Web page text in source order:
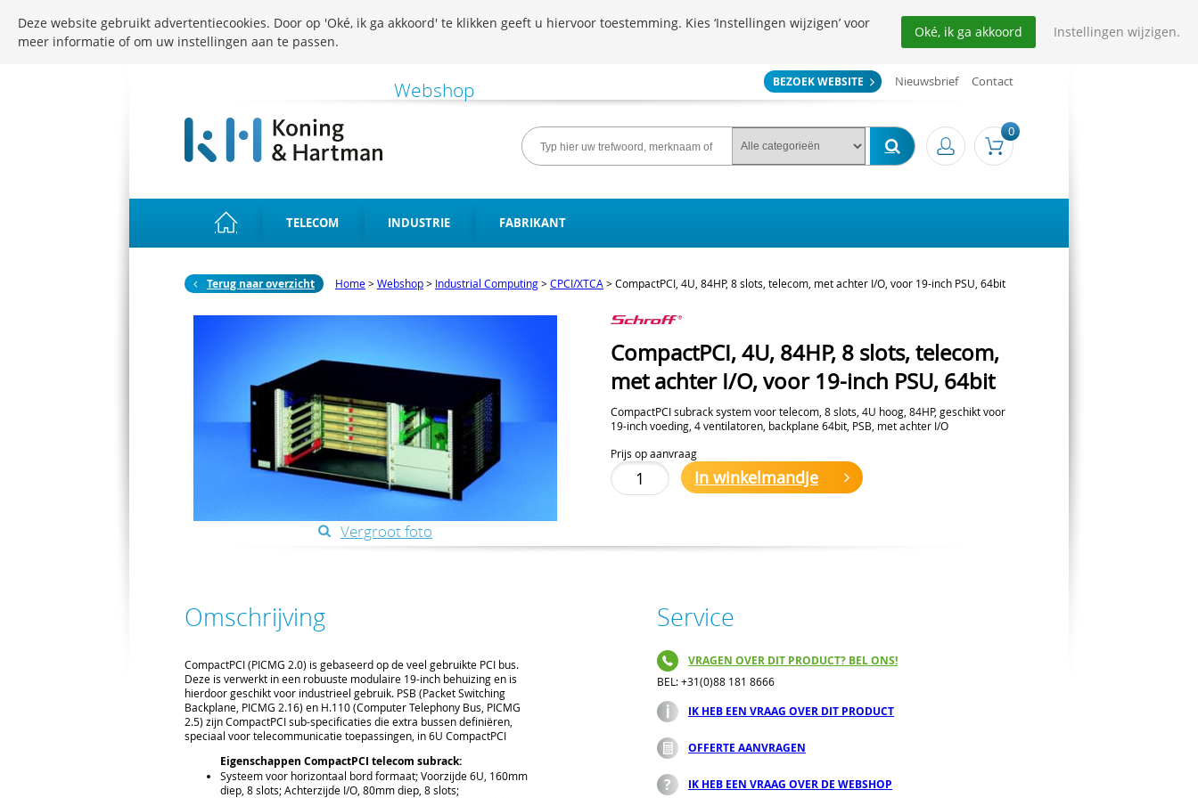
BEZOEK WEBSITE Nieuwsbrief Contact
0
TELECOM INDUSTRIE FABRIKANT
Terug naar overzicht Home>Webshop> Industrial Computing>CPCI/XTCA >CompactPCI, 4U, 84HP, 8 slots, telecom, met achter I/O, voor 19-inch PSU, 64bit
Vergroot foto
CompactPCI, 4U, 84HP, 8 slots, telecom,
met achter I/O, voor 19-inch PSU, 64bit
CompactPCI subrack system voor telecom, 8 slots, 4U hoog, 84HP, geschikt voor
19-inch voeding, 4 ventilatoren, backplane 64bit, PSB, met achter I/O
Prijs op aanvraag
In winkelmandje
Omschrijving
CompactPCI (PICMG 2.0) is gebaseerd op de veel gebruikte PCI bus.
Deze is verwerkt in een robuuste modulaire 19-inch behuizing en is
hierdoor geschikt voor industrieel gebruik. PSB (Packet Switching
Backplane, PICMG 2.16) en H.110 (Computer Telephony Bus, PICMG
2.5) zijn CompactPCI sub-specificaties die extra bussen definiëren,
speciaal voor telecommunicatie toepassingen, in 6U CompactPCI
Eigenschappen CompactPCI telecom subrack:
Systeem voor horizontaal bord formaat; Voorzijde 6U, 160mm
diep, 8 slots; Achterzijde I/O, 80mm diep, 8 slots;
Service
VRAGEN OVER DIT PRODUCT? BEL ONS!
BEL: +31(0)88 181 8666
IK HEB EEN VRAAG OVER DIT PRODUCT
OFFERTE AANVRAGEN
IK HEB EEN VRAAG OVER DE WEBSHOP
Deze website gebruikt advertentiecookies. Door op 'Oké, ik ga akkoord' te klikken geeft u hiervoor toestemming. Kies ‘Instellingen wijzigen’ voor
meer informatie of om uw instellingen aan te passen.
Oké, ik ga akkoord Instellingen wijzigen.